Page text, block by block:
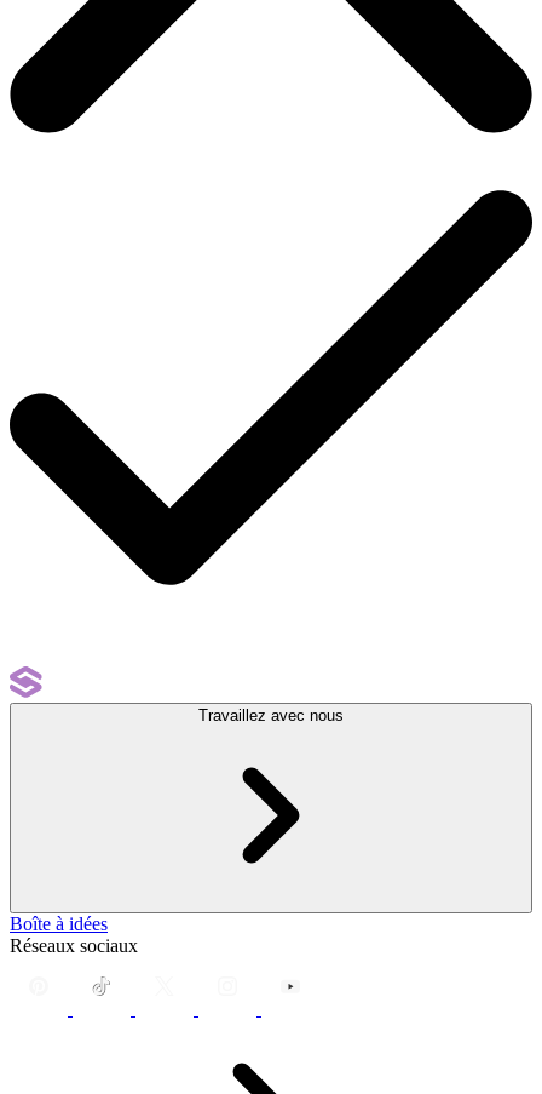
Travaillez avec nous
Boîte à idées
Réseaux sociaux